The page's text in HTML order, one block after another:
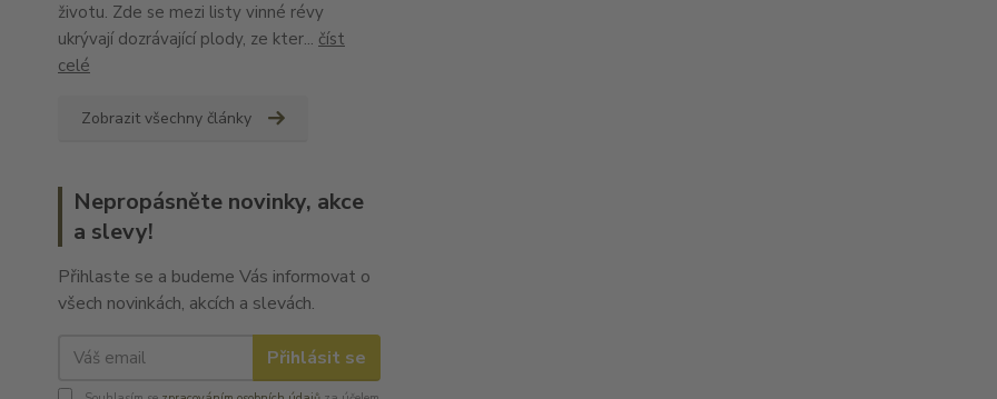
životu. Zde se mezi listy vinné révy
ukrývají dozrávající plody, ze kter... číst
celé
Zobrazit všechny články
Nepropásněte novinky, akce
a slevy!
Přihlaste se a budeme Vás informovat o
všech novinkách, akcích a slevách.
Přihlásit se